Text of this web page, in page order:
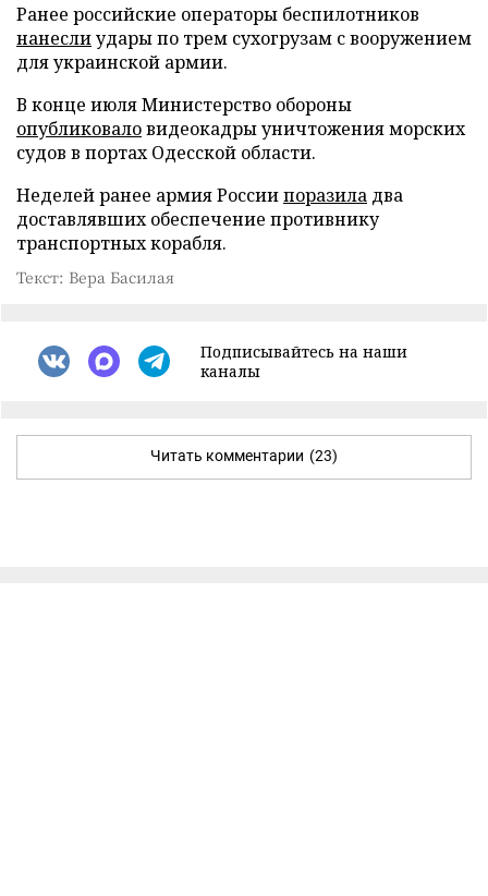
Ранее российские операторы беспилотников
нанеслиудары по трем сухогрузам с вооружением
для украинской армии.
В конце июля Министерство обороны
опубликоваловидеокадры уничтожения морских
судов в портах Одесской области.
Неделей ранее армия Россиипоразила два
доставлявших обеспечение противнику
транспортных корабля.
Текст: Вера Басилая
Подписывайтесь на наши
каналы
Читать комментарии (23)